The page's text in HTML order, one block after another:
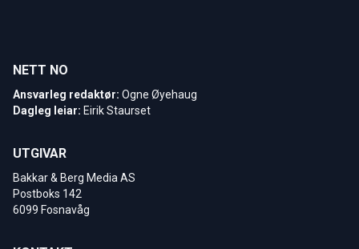
NETT NO
Ansvarleg redaktør: Ogne Øyehaug
Dagleg leiar: Eirik Staurset
UTGIVAR
Bakkar & Berg Media AS
Postboks 142
6099 Fosnavåg